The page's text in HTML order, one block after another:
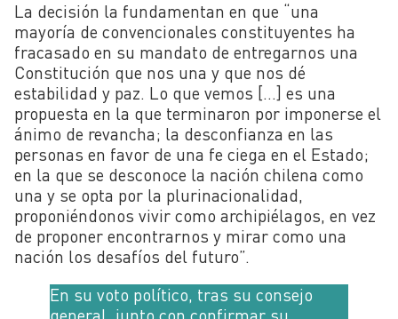
La decisión la fundamentan en que “una
mayoría de convencionales constituyentes ha
fracasado en su mandato de entregarnos una
Constitución que nos una y que nos dé
estabilidad y paz. Lo que vemos […] es una
propuesta en la que terminaron por imponerse el
ánimo de revancha; la desconfianza en las
personas en favor de una fe ciega en el Estado;
en la que se desconoce la nación chilena como
una y se opta por la plurinacionalidad,
proponiéndonos vivir como archipiélagos, en vez
de proponer encontrarnos y mirar como una
nación los desafíos del futuro”.
En su voto político, tras su consejo
general, junto con confirmar su